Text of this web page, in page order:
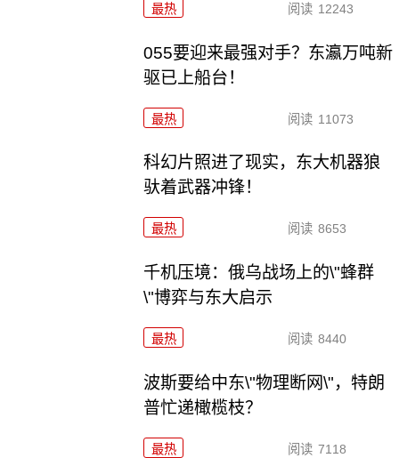
最热 阅读 12243
055要迎来最强对手？东瀛万吨新
驱已上船台！
最热 阅读 11073
科幻片照进了现实，东大机器狼
驮着武器冲锋！
最热 阅读 8653
千机压境：俄乌战场上的\"蜂群
\"博弈与东大启示
最热 阅读 8440
波斯要给中东\"物理断网\"，特朗
普忙递橄榄枝？
最热 阅读 7118